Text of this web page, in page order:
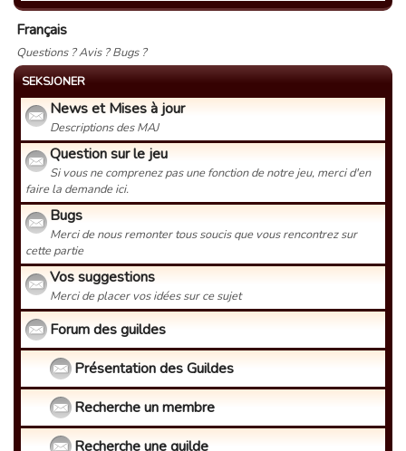
Français
Questions ? Avis ? Bugs ?
SEKSJONER
News et Mises à jour
Descriptions des MAJ
Question sur le jeu
Si vous ne comprenez pas une fonction de notre jeu, merci d'en
faire la demande ici.
Bugs
Merci de nous remonter tous soucis que vous rencontrez sur
cette partie
Vos suggestions
Merci de placer vos idées sur ce sujet
Forum des guildes
Présentation des Guildes
Recherche un membre
Recherche une guilde